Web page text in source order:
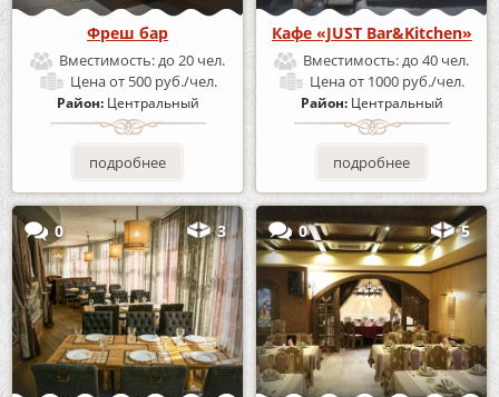
Фреш бар
Вместимость:до 20 чел.
Ценаот 500 руб./чел.
Район: Центральный
подробнее
Кафе «JUST Bar&Kitchen»
Вместимость:до 40 чел.
Ценаот 1000 руб./чел.
Район: Центральный
подробнее
0 3 0 5